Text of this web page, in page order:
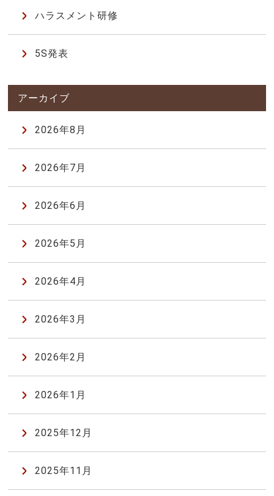
ハラスメント研修
5S発表
2026年8月
2026年7月
2026年6月
2026年5月
2026年4月
2026年3月
2026年2月
2026年1月
2025年12月
2025年11月